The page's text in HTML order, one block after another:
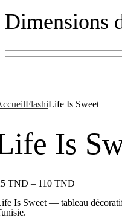
Dimensions
FlashiLife Is Sweet
Is
TND – 110 TND
Is Sweet — tableau